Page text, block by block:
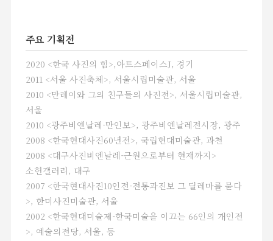
깨닫게 되는 기회가 되었다. 그의 작업은
이를 계기로 가족의 이야기에서 인간의 삶과
죽음으로 확장되는 매우 중요한
프로젝트이다.
작업 성향을 만나 볼 수 있다. 그의 신구대학
초기 작업, 포토그램 시리즈, 다중 노출
프로젝트를 이번 전시를 통해 직접 만날 볼
수 있다. 그가 신구대학 시절 촬영한 그의
초창기 작업들은 과감한 구도와 몇 십년 전에
촬영되었음에도 불구하고 세월의 흔적을
느낄 수 없는 수작들이다. 또한 생명의
근원에 대해 이야기 하고 있는 포토그램
시리즈는 꽃, 작물, 씨앗을 채집해 형상화
주요 기획전
2020 <한국 사진의 힘>,아트스페이스J, 경기
2011 <서울 사진축체>, 서울시립미술관, 서울
2010 <만레이와 그의 친구들의 사진전>, 서울시립미술관,
서울
2010 <광주비엔날레-만인보>, 광주비엔날레전시장, 광주
2008 <한국현대사진60년전>, 국립현대미술관, 과천
2008 <대구사진비엔날레-근원으로부터 현재까지>
소헌갤러리, 대구
2007 <한국현대사진10인전-전통과진보 그 딜레마를 묻다
>, 한미사진미술관, 서울
2002 <한국현대미술제-한국미술을 이끄는 66인의 개인전
>, 예술의전당, 서울, 등